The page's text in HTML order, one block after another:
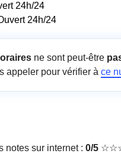
24h/24
24h/24
ne sont peut-être
appeler pour vérifier à ce
notes sur internet : 0/5